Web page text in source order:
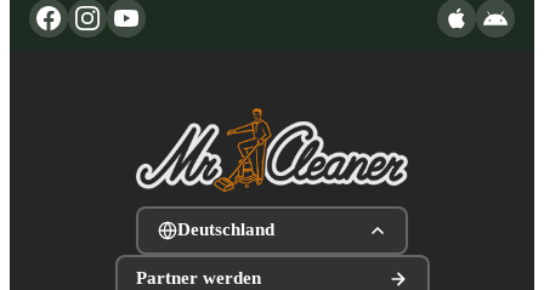
Deutschland
Partner werden